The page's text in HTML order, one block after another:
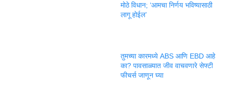
मोठे विधान; ‘आमचा निर्णय भविष्यासाठी
लागू होईल’
तुमच्या कारमध्ये ABS आणि EBD आहे
का? पावसाळ्यात जीव वाचवणारे सेफ्टी
फीचर्स जाणून घ्या